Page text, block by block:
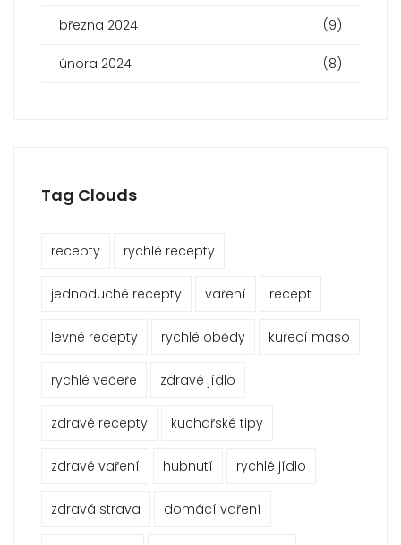
března 2024 (9)
února 2024 (8)
Tag Clouds
recepty rychlé recepty
jednoduché recepty vaření recept
levné recepty rychlé obědy kuřecí maso
rychlé večeře zdravé jídlo
zdravé recepty kuchařské tipy
zdravé vaření hubnutí rychlé jídlo
zdravá strava domácí vaření